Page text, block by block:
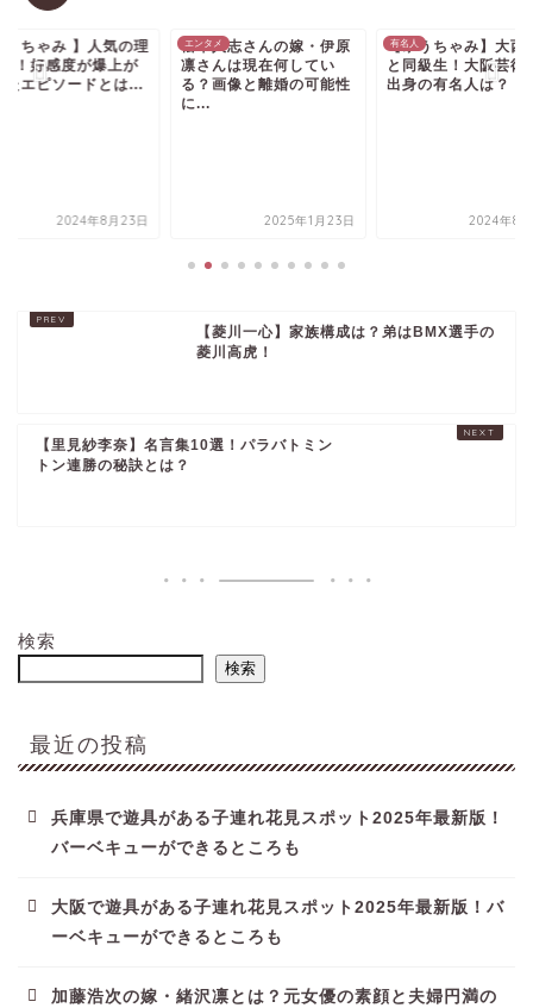
うちゃみ 】人気の理
！好感度が爆上が
たエピソードとは...
2024年8月23日
エンタメ
松本人志さんの嫁・伊原
凛さんは現在何してい
る？画像と離婚の可能性
に...
2025年1月23日
有名人
【ゆうちゃみ】大西
と同級生！大阪芸術
出身の有名人は？
2024年8
【菱川一心】家族構成は？弟はBMX選手の
菱川高虎！
【里見紗李奈】名言集10選！パラバトミン
トン連勝の秘訣とは？
検索
検索
最近の投稿
兵庫県で遊具がある子連れ花見スポット2025年最新版！
バーベキューができるところも
大阪で遊具がある子連れ花見スポット2025年最新版！バ
ーベキューができるところも
加藤浩次の嫁・緒沢凛とは？元女優の素顔と夫婦円満の